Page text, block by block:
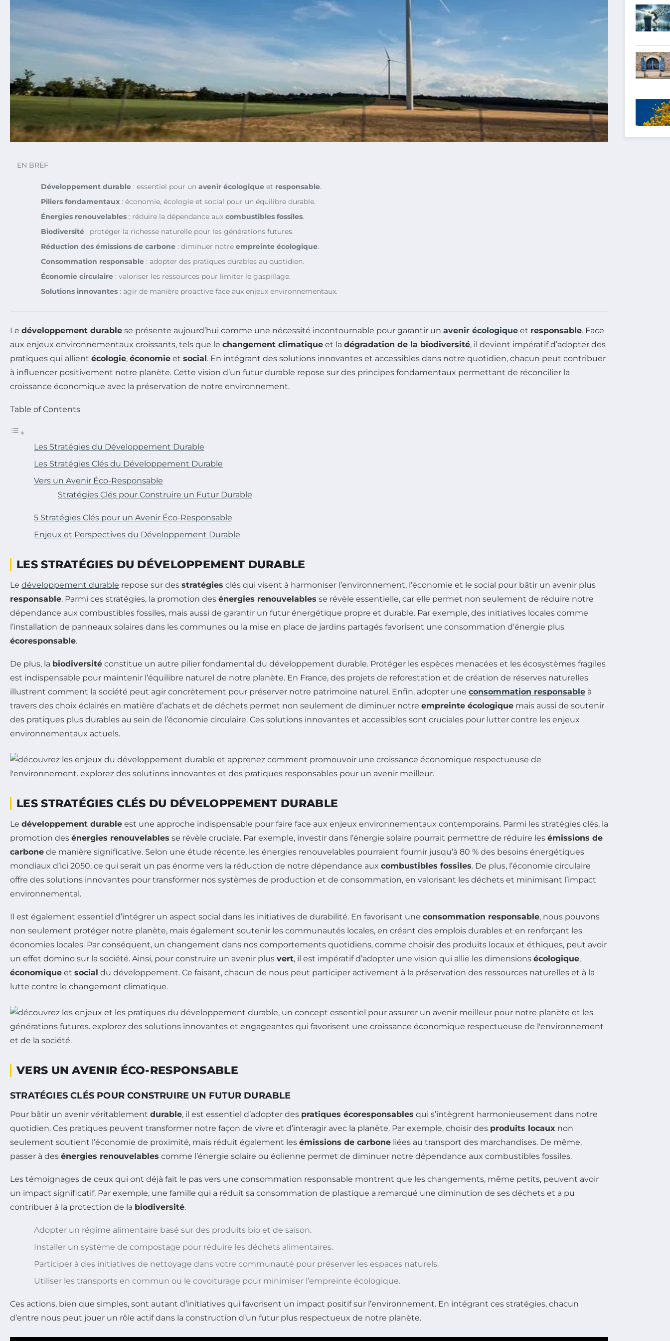
EN BREF
Développement durable : essentiel pour un avenir écologique et responsable.
Piliers fondamentaux : économie, écologie et social pour un équilibre durable.
Énergies renouvelables : réduire la dépendance aux combustibles fossiles.
Biodiversité : protéger la richesse naturelle pour les générations futures.
Réduction des émissions de carbone : diminuer notre empreinte écologique.
Consommation responsable : adopter des pratiques durables au quotidien.
Économie circulaire : valoriser les ressources pour limiter le gaspillage.
Solutions innovantes : agir de manière proactive face aux enjeux environnementaux.
Le développement durable se présente aujourd’hui comme une nécessité incontournable pour garantir un avenir écologique et responsable. Face
aux enjeux environnementaux croissants, tels que le changement climatique et la dégradation de la biodiversité, il devient impératif d’adopter des
pratiques qui allient écologie, économie et social. En intégrant des solutions innovantes et accessibles dans notre quotidien, chacun peut contribuer
à influencer positivement notre planète. Cette vision d’un futur durable repose sur des principes fondamentaux permettant de réconcilier la
croissance économique avec la préservation de notre environnement.
Table of Contents
Les Stratégies du Développement Durable
Les Stratégies Clés du Développement Durable
Vers un Avenir Éco-Responsable
Stratégies Clés pour Construire un Futur Durable
5 Stratégies Clés pour un Avenir Éco-Responsable
Enjeux et Perspectives du Développement Durable
LES STRATÉGIES DU DÉVELOPPEMENT DURABLE
Le développement durable repose sur des stratégies clés qui visent à harmoniser l’environnement, l’économie et le social pour bâtir un avenir plus
responsable. Parmi ces stratégies, la promotion des énergies renouvelables se révèle essentielle, car elle permet non seulement de réduire notre
dépendance aux combustibles fossiles, mais aussi de garantir un futur énergétique propre et durable. Par exemple, des initiatives locales comme
l’installation de panneaux solaires dans les communes ou la mise en place de jardins partagés favorisent une consommation d’énergie plus
écoresponsable.
De plus, la biodiversité constitue un autre pilier fondamental du développement durable. Protéger les espèces menacées et les écosystèmes fragiles
est indispensable pour maintenir l’équilibre naturel de notre planète. En France, des projets de reforestation et de création de réserves naturelles
illustrent comment la société peut agir concrètement pour préserver notre patrimoine naturel. Enfin, adopter une consommation responsable à
travers des choix éclairés en matière d’achats et de déchets permet non seulement de diminuer notre empreinte écologique mais aussi de soutenir
des pratiques plus durables au sein de l’économie circulaire. Ces solutions innovantes et accessibles sont cruciales pour lutter contre les enjeux
environnementaux actuels.
LES STRATÉGIES CLÉS DU DÉVELOPPEMENT DURABLE
Le développement durable est une approche indispensable pour faire face aux enjeux environnementaux contemporains. Parmi les stratégies clés, la
promotion des énergies renouvelables se révèle cruciale. Par exemple, investir dans l’énergie solaire pourrait permettre de réduire les émissions de
carbone de manière significative. Selon une étude récente, les énergies renouvelables pourraient fournir jusqu’à 80 % des besoins énergétiques
mondiaux d’ici 2050, ce qui serait un pas énorme vers la réduction de notre dépendance aux combustibles fossiles. De plus, l’économie circulaire
offre des solutions innovantes pour transformer nos systèmes de production et de consommation, en valorisant les déchets et minimisant l’impact
environnemental.
Il est également essentiel d’intégrer un aspect social dans les initiatives de durabilité. En favorisant une consommation responsable, nous pouvons
non seulement protéger notre planète, mais également soutenir les communautés locales, en créant des emplois durables et en renforçant les
économies locales. Par conséquent, un changement dans nos comportements quotidiens, comme choisir des produits locaux et éthiques, peut avoir
un effet domino sur la société. Ainsi, pour construire un avenir plus vert, il est impératif d’adopter une vision qui allie les dimensions écologique,
économique et social du développement. Ce faisant, chacun de nous peut participer activement à la préservation des ressources naturelles et à la
lutte contre le changement climatique.
VERS UN AVENIR ÉCO-RESPONSABLE
STRATÉGIES CLÉS POUR CONSTRUIRE UN FUTUR DURABLE
Pour bâtir un avenir véritablement durable, il est essentiel d’adopter des pratiques écoresponsables qui s’intègrent harmonieusement dans notre
quotidien. Ces pratiques peuvent transformer notre façon de vivre et d’interagir avec la planète. Par exemple, choisir des produits locaux non
seulement soutient l’économie de proximité, mais réduit également les émissions de carbone liées au transport des marchandises. De même,
passer à des énergies renouvelables comme l’énergie solaire ou éolienne permet de diminuer notre dépendance aux combustibles fossiles.
Les témoignages de ceux qui ont déjà fait le pas vers une consommation responsable montrent que les changements, même petits, peuvent avoir
un impact significatif. Par exemple, une famille qui a réduit sa consommation de plastique a remarqué une diminution de ses déchets et a pu
contribuer à la protection de la biodiversité.
Adopter un régime alimentaire basé sur des produits bio et de saison.
Installer un système de compostage pour réduire les déchets alimentaires.
Participer à des initiatives de nettoyage dans votre communauté pour préserver les espaces naturels.
Utiliser les transports en commun ou le covoiturage pour minimiser l’empreinte écologique.
Ces actions, bien que simples, sont autant d’initiatives qui favorisent un impact positif sur l’environnement. En intégrant ces stratégies, chacun
d’entre nous peut jouer un rôle actif dans la construction d’un futur plus respectueux de notre planète.